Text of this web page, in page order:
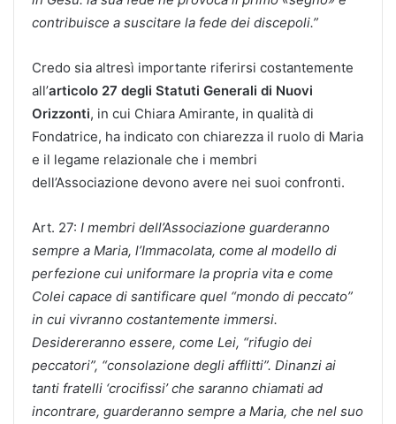
contribuisce a suscitare la fede dei discepoli.”
Credo sia altresì importante riferirsi costantemente
all’articolo 27 degli Statuti Generali di Nuovi
Orizzonti, in cui Chiara Amirante, in qualità di
Fondatrice, ha indicato con chiarezza il ruolo di Maria
e il legame relazionale che i membri
dell’Associazione devono avere nei suoi confronti.
Art. 27: I membri dell’Associazione guarderanno
sempre a Maria, l’Immacolata, come al modello di
perfezione cui uniformare la propria vita e come
Colei capace di santificare quel “mondo di peccato”
in cui vivranno costantemente immersi.
Desidereranno essere, come Lei, “rifugio dei
peccatori”, “consolazione degli afflitti”. Dinanzi ai
tanti fratelli ‘crocifissi’ che saranno chiamati ad
incontrare, guarderanno sempre a Maria, che nel suo